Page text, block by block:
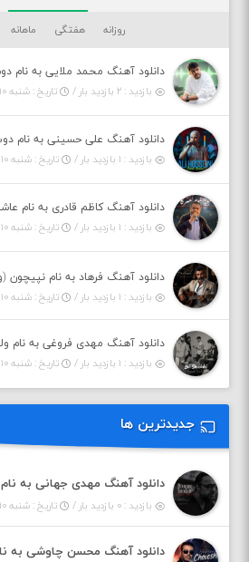
روزانه هفتگی ماهانه
بازدید : ۲ بازدید بار /
تاریخ : شنبه ۱۰ مرداد ۱۴۰۵
دانلود آهنگ علی حسینی به نام
بازدید : ۱ بازدید بار /
تاریخ : شنبه ۱۰ مرداد ۱۴۰۵
دانلود آهنگ کاظم قادری به نام
بازدید : ۱ بازدید بار /
تاریخ : شنبه ۱۰ مرداد ۱۴۰۵
دانلود آهنگ فرهاد به نام
بازدید : ۱ بازدید بار /
تاریخ : شنبه ۱۰ مرداد ۱۴۰۵
بازدید : ۱ بازدید بار /
تاریخ : شنبه ۱۰ مرداد ۱۴۰۵
جدیدترین ها
دانلود آهنگ مهدی جهانی به
بازدید : ۰ بازدید بار / تاریخ : شنبه ۱۰ مرداد ۱۴۰۵
دانلود آهنگ محسن چاوشی به